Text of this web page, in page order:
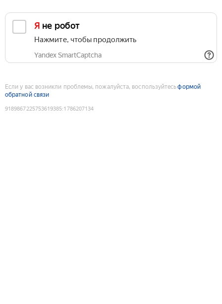
Я не робот
Нажмите, чтобы продолжить
Yandex SmartCaptcha
Если у вас возникли проблемы, пожалуйста, воспользуйтесьформой
обратной связи
9189867225753619385:1786207134